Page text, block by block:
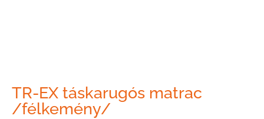
TR-EX táskarugós matrac
/félkemény/